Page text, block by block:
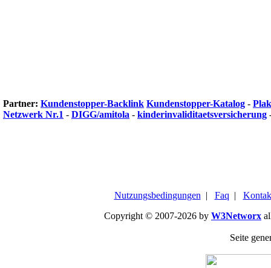
Partner: Kundenstopper-Backlink Kundenstopper-Katalog -
Netzwerk Nr.1 - DIGG/amitola - kinderinvaliditaetsversicherung
Nutzungsbedingungen | Faq |
Copyright © 2007-2026 by W3Networx
Seite